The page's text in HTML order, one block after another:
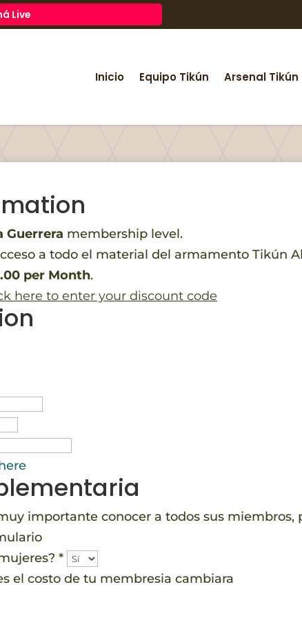
Live
Inicio Equipo Tikún Arsenal Tikún
Guerrera membership level.
a todo el material del armamento Tikún
per Month.
here to enter your discount code
importante conocer a todos sus miembros,
*
el costo de tu membresia cambiara